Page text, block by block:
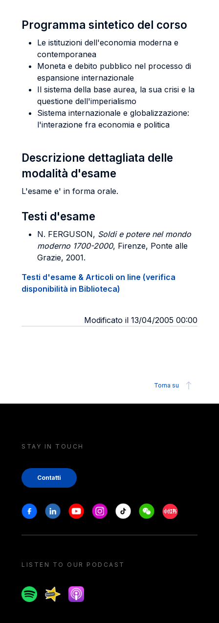
Programma sintetico del corso
Le istituzioni dell'economia moderna e
contemporanea
Moneta e debito pubblico nel processo di
espansione internazionale
Il sistema della base aurea, la sua crisi e la
questione dell'imperialismo
Sistema internazionale e globalizzazione:
l'interazione fra economia e politica
Descrizione dettagliata delle
modalità d'esame
L'esame e' in forma orale.
Testi d'esame
N. FERGUSON, Soldi e potere nel mondo
moderno 1700-2000, Firenze, Ponte alle
Grazie, 2001.
Testi d'esame & Articoli on line (verifica
disponibilità in Biblioteca)
Modificato il 13/04/2005 00:00
Torna su
STAY IN TOUCH
Contatti
Stay in touch
FacebookLinkedinYoutubeInstagram
Tiktok WeechatXiaohongshu/
LISTEN TO OUR PODCAST
SpotifySpreakerApple podcast